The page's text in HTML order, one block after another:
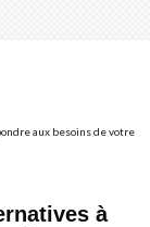
aux besoins de votre
à